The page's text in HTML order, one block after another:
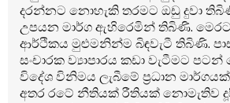
දරන්නට නොහැකි තරමට ඔඩු දුවා
උපයන මාර්ග ඇහිරෙමින් තිබිණි.
ආර්ථිකය මුළුමනින්ම බිඳවැටී තිබිණි.
සංචාරක ව්‍යාපාරය කඩා වැටීමට
විදේශ විනිමය ලැබීමේ ප්‍රධාන
අතර රටේ නීතියක් රීතියක් නොමැතිව